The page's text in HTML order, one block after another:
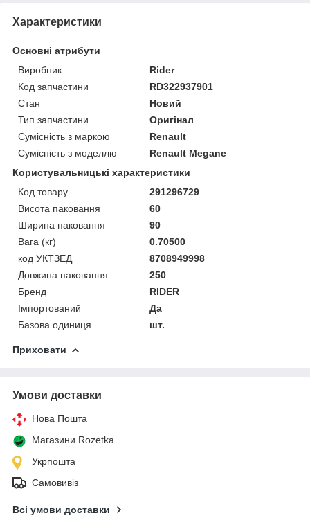
Характеристики
Основні атрибути
Виробник
Rider
Код запчастини
RD322937901
Стан
Новий
Тип запчастини
Оригінал
Сумісність з маркою
Renault
Сумісність з моделлю
Renault Megane
Користувальницькі характеристики
Код товару
291296729
Висота паковання
60
Ширина паковання
90
Вага (кг)
0.70500
код УКТЗЕД
8708949998
Довжина паковання
250
Бренд
RIDER
Імпортований
Да
Базова одиниця
шт.
Приховати
Умови доставки
Нова Пошта
Магазини Rozetka
Укрпошта
Самовивіз
Всі умови доставки